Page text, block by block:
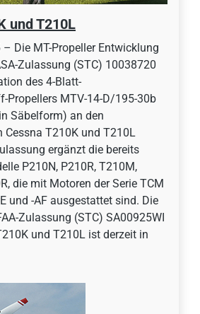
und T210L
Die MT-Propeller Entwicklung
Zulassung (STC) 10038720
des 4-Blatt-
Propellers MTV-14-D/195-30b
Säbelform) an den
Cessna T210K und T210L
ergänzt die bereits
P210N, P210R, T210M,
die mit Motoren der Serie TCM
und -AF ausgestattet sind. Die
Zulassung (STC) SA00925WI
und T210L ist derzeit in